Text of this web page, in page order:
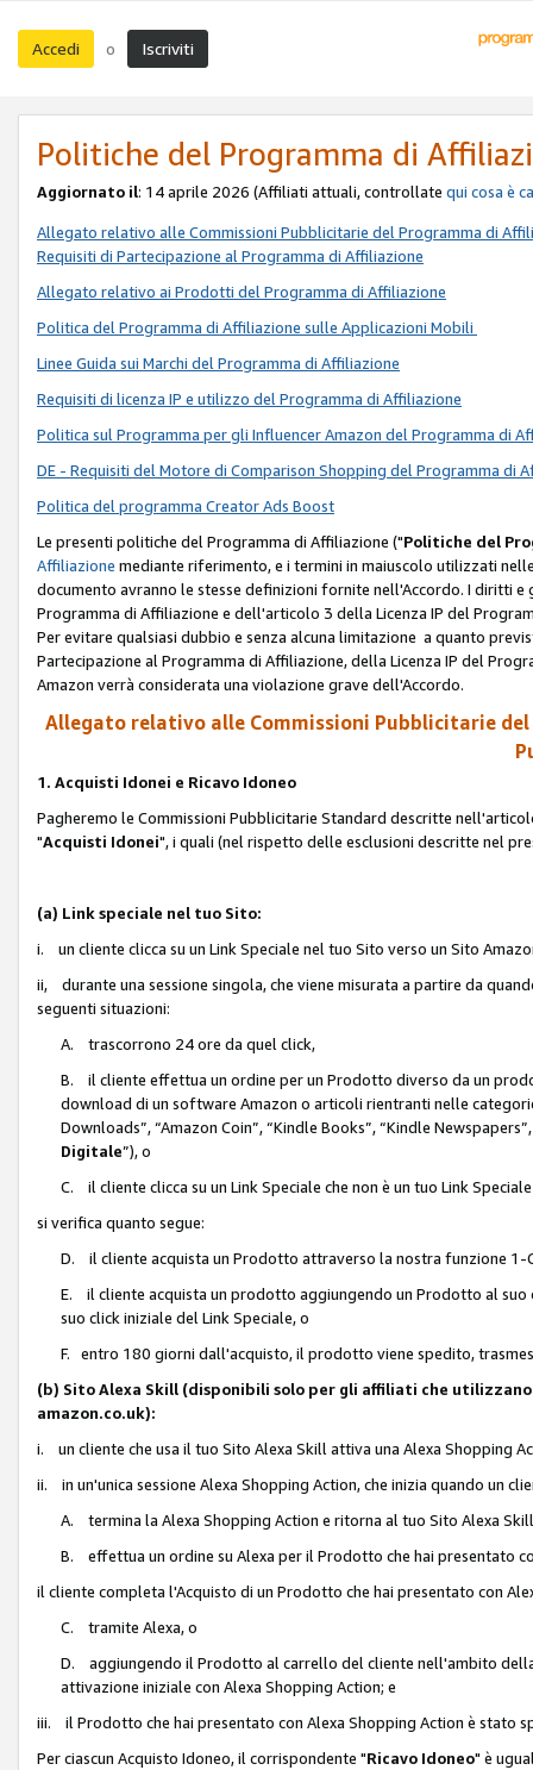
Accedi o Iscriviti
Politiche del Programma di
Aggiornato il: 14 aprile 2026 (Affiliati attuali, controllate qui cosa è
Allegato relativo alle Commissioni Pubblicitarie del Programma di
Requisiti di Partecipazione al Programma di Affiliazione
Allegato relativo ai Prodotti del Programma di Affiliazione
Politica del Programma di Affiliazione sulle Applicazioni Mobili
Linee Guida sui Marchi del Programma di Affiliazione
Requisiti di licenza IP e utilizzo del Programma di Affiliazione
Politica sul Programma per gli Influencer Amazon del Programma di
DE - Requisiti del Motore di Comparison Shopping del Programma di
Politica del programma Creator Ads Boost
Le presenti politiche del Programma di Affiliazione ("Politiche del
Affiliazione mediante riferimento, e i termini in maiuscolo utilizzati
documento avranno le stesse definizioni fornite nell'Accordo. I diritti
Programma di Affiliazione e dell'articolo 3 della Licenza IP del
Per evitare qualsiasi dubbio e senza alcuna limitazione a quanto
Partecipazione al Programma di Affiliazione, della Licenza IP del
Amazon verrà considerata una violazione grave dell'Accordo.
Allegato relativo alle Commissioni Pubblicitarie
1. Acquisti Idonei e Ricavo Idoneo
Pagheremo le Commissioni Pubblicitarie Standard descritte
"Acquisti Idonei", i quali (nel rispetto delle esclusioni descritte nel
(a) Link speciale nel tuo Sito:
i. un cliente clicca su un Link Speciale nel tuo Sito verso un Sito
ii, durante una sessione singola, che viene misurata a partire da
seguenti situazioni:
A. trascorrono 24 ore da quel click,
B. il cliente effettua un ordine per un Prodotto diverso da un
download di un software Amazon o articoli rientranti nelle categorie
Downloads”, “Amazon Coin”, “Kindle Books”, “Kindle
Digitale”), o
C. il cliente clicca su un Link Speciale che non è un tuo Link
si verifica quanto segue:
D. il cliente acquista un Prodotto attraverso la nostra funzione 1-
E. il cliente acquista un prodotto aggiungendo un Prodotto al
suo click iniziale del Link Speciale, o
F. entro 180 giorni dall'acquisto, il prodotto viene spedito,
(b) Sito Alexa Skill (disponibili solo per gli affiliati che
amazon.co.uk):
i. un cliente che usa il tuo Sito Alexa Skill attiva una Alexa Shopping
ii. in un'unica sessione Alexa Shopping Action, che inizia quando un
A. termina la Alexa Shopping Action e ritorna al tuo Sito Alexa
B. effettua un ordine su Alexa per il Prodotto che hai presentato
il cliente completa l'Acquisto di un Prodotto che hai presentato con
C. tramite Alexa, o
D. aggiungendo il Prodotto al carrello del cliente nell'ambito
attivazione iniziale con Alexa Shopping Action; e
iii. il Prodotto che hai presentato con Alexa Shopping Action è stato
Per ciascun Acquisto Idoneo, il corrispondente "Ricavo Idoneo" è